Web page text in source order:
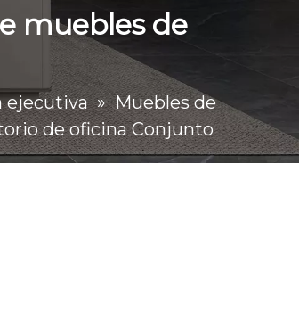
muebles de
ejecutiva » Muebles de
de oficina Conjunto